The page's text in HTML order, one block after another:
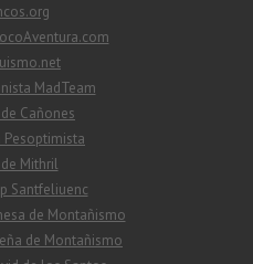
MadTeam
Cañones
Pesoptimista
Mithril
Santfeliuenc
de Montañismo
de Montañismo